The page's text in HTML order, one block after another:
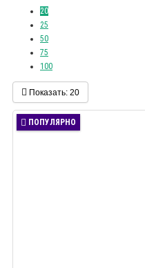
20
25
50
75
100
Показать: 20
ПОПУЛЯРНО